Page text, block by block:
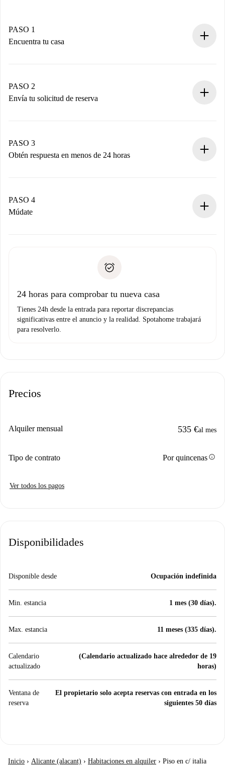
PASO 1
Encuentra tu casa
Tienes toda la información necesaria por adelantado.
PASO 2
Envía tu solicitud de reserva
propietario acepte.
PASO 3
Obtén respuesta en menos de 24 horas
contacto con el propietario.
Si es rechazada: No te haremos ningún cargo y te
Prueba de solvencia
PASO 4
Múdate
no nos comunicas ningún problema.
24 horas para comprobar tu nueva casa
Tienes 24h desde la entrada para reportar discrepancias
significativas entre el anuncio y la realidad. Spotahome trabajará
para resolverlo.
Precios
Alquiler mensual 535 €al mes
Tipo de contrato Por quincenasinfo
Ver todos los pagos
Disponibilidades
Disponible desde Ocupación indefinida
Min. estancia 1 mes (30 días).
Max. estancia 11 meses (335 días).
Calendario
actualizado
(Calendario actualizado hace alrededor de 19
horas)
Ventana de
reserva
El propietario solo acepta reservas con entrada en los
siguientes 50 días
Inicio › Alicante (alacant) › Habitaciones en alquiler › Piso en c/ italia